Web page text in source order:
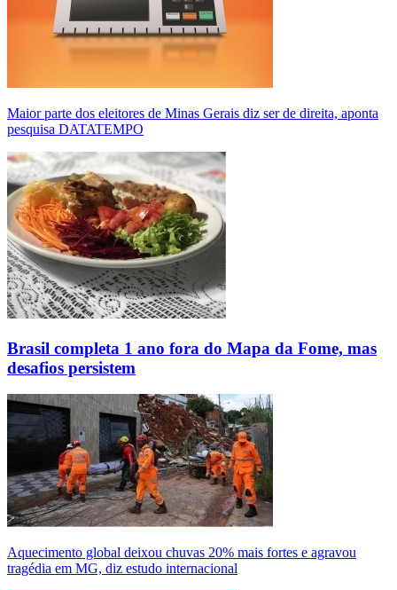
Maior parte dos eleitores de Minas Gerais diz ser de direita, aponta
pesquisa DATATEMPO
Brasil completa 1 ano fora do Mapa da Fome, mas
desafios persistem
Aquecimento global deixou chuvas 20% mais fortes e agravou
tragédia em MG, diz estudo internacional